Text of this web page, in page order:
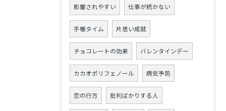
影響されやすい 仕事が続かない
手帳タイム 片思い成就
チョコレートの効果 バレンタインデー
カカオポリフェノール 病気予防
恋の行方 批判ばかりする人